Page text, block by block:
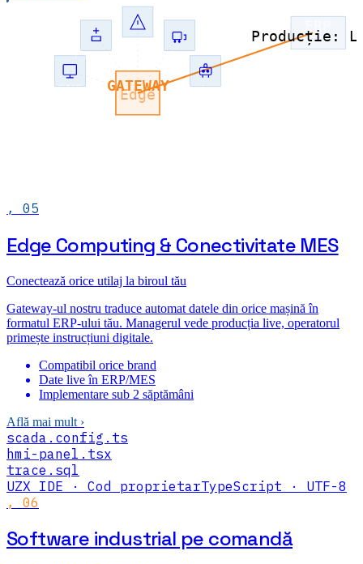
CNC
Presă
Laser
Stivuitor
Robot
GATEWAY
Edge
Producție:
, 05
Edge Computing & Conectivitate MES
Conectează orice utilaj la biroul tău
Gateway-ul nostru traduce automat datele din orice mașină în
formatul ERP-ului tău. Managerul vede producția live, operatorul
primește instrucțiuni digitale.
Compatibil orice brand
Date live în ERP/MES
Implementare sub 2 săptămâni
Află mai mult ›
scada.config.ts
hmi-panel.tsx
trace.sql
UZX IDE · Cod proprietarTypeScript · UTF-8
, 06
Software industrial pe comandă